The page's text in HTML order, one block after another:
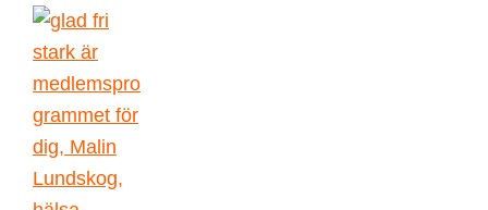
Skip
primary
navigation
Skip
main
content
Skip
primary
sidebar
Skip
footer